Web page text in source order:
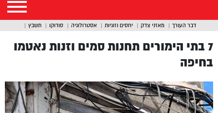
דבר העורך מאזני צדק יחסים וזוגיות אסטרולוגיה סודוקו תשבץ
7 בתי הימורים תחנות סמים וזנות נאטמו
בחיפה